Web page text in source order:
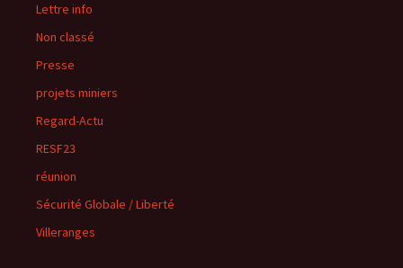
Lettre info
Non classé
Presse
projets miniers
Regard-Actu
RESF23
réunion
Sécurité Globale / Liberté
Villeranges